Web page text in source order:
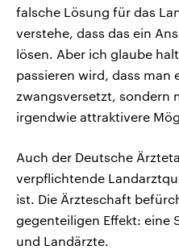
falsche Lösung für das
verstehe, dass das ein
lösen. Aber ich glaube
passieren wird, dass man
zwangsversetzt, sondern
irgendwie attraktivere
Auch der Deutsche
verpflichtende
ist. Die Ärzteschaft
gegenteiligen Effekt: eine
und Landärzte.